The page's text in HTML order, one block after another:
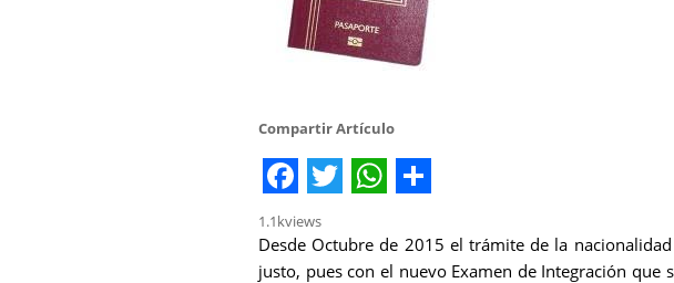
Compartir Artículo
Facebook
Twitter
WhatsApp
Share
1.1kviews
Desde Octubre de 2015 el trámite de la
justo, pues con el nuevo Examen de Integración que